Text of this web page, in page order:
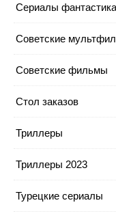
Сериалы фантастика
Советские
Советские фильмы
Стол заказов
Триллеры
Триллеры 2023
Турецкие сериалы